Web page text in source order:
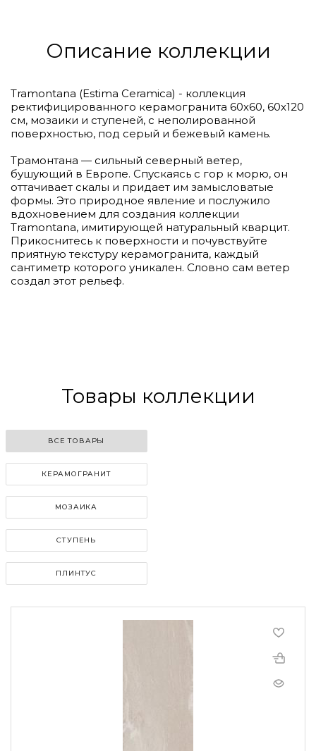
Описание коллекции
Tramontana (Estima Ceramica) - коллекция
ректифицированного керамогранита 60х60, 60х120
см, мозаики и ступеней, с неполированной
поверхностью, под серый и бежевый камень.
Трамонтана — сильный северный ветер,
бушующий в Европе. Спускаясь с гор к морю, он
оттачивает скалы и придает им замысловатые
формы. Это природное явление и послужило
вдохновением для создания коллекции
Tramontana, имитирующей натуральный кварцит.
Прикоснитесь к поверхности и почувствуйте
приятную текстуру керамогранита, каждый
сантиметр которого уникален. Словно сам ветер
создал этот рельеф.
Товары коллекции
ВСЕ ТОВАРЫ
КЕРАМОГРАНИТ
МОЗАИКА
СТУПЕНЬ
ПЛИНТУС